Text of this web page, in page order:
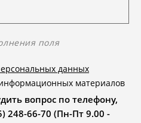
поля
данных
материалов
вопрос по телефону,
248-66-70 (Пн-Пт 9.00 -